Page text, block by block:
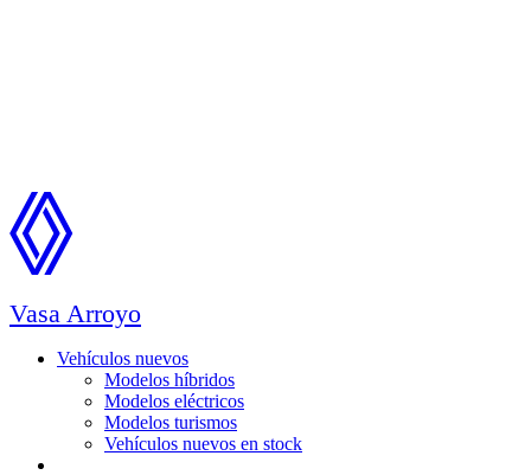
Vasa Arroyo
Vehículos nuevos
Modelos híbridos
Modelos eléctricos
Modelos turismos
Vehículos nuevos en stock